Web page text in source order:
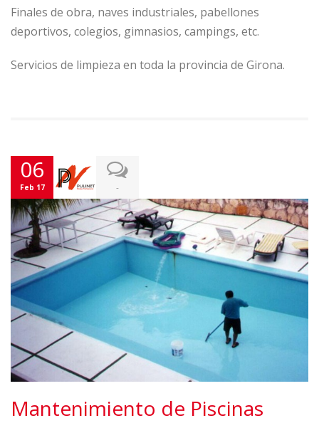
Finales de obra, naves industriales, pabellones
deportivos, colegios, gimnasios, campings, etc.
Servicios de limpieza en toda la provincia de Girona.
06
Feb 17 -
Mantenimiento de Piscinas